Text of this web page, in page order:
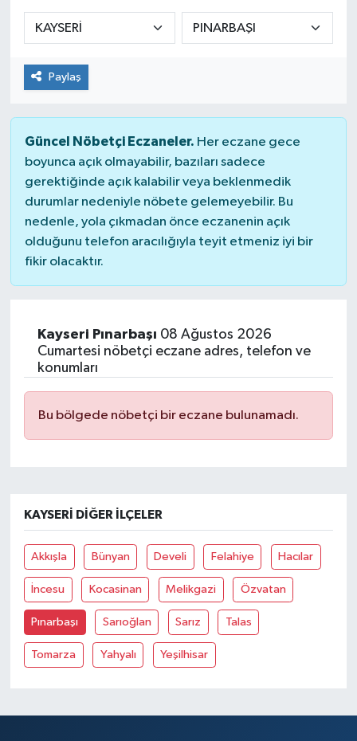
Paylaş
Güncel Nöbetçi Eczaneler. Her eczane gece
boyunca açık olmayabilir, bazıları sadece
gerektiğinde açık kalabilir veya beklenmedik
durumlar nedeniyle nöbete gelemeyebilir. Bu
nedenle, yola çıkmadan önce eczanenin açık
olduğunu telefon aracılığıyla teyit etmeniz iyi bir
fikir olacaktır.
Kayseri Pınarbaşı 08 Ağustos 2026
Cumartesi nöbetçi eczane adres, telefon ve
konumları
Bu bölgede nöbetçi bir eczane bulunamadı.
KAYSERI DIĞER İLÇELER
Akkışla Bünyan Develi Felahiye Hacılar
İncesu Kocasinan Melikgazi Özvatan
Pınarbaşı Sarıoğlan Sarız Talas
Tomarza Yahyalı Yeşilhisar
Sağlık
Spor
Yaşam